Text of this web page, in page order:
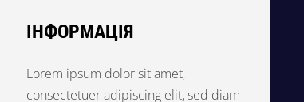
ІНФОРМАЦІЯ
Lorem ipsum dolor sit amet,
consectetuer adipiscing elit, sed diam